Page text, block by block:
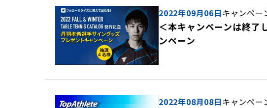
2022年09月06日キャンペー
＜本キャンペーンは終
ンペーン
2022年08月08日キャンペー